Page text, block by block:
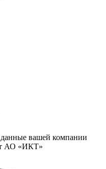
вашей компании
АО «ИКТ»